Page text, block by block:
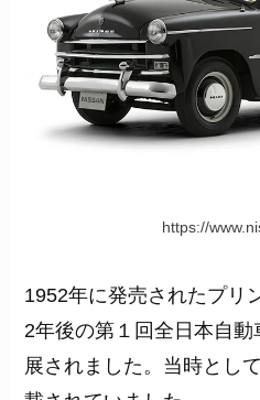
https://
1952年に発売されたプリ
2年後の第１回全日本自
展されました。当時とし